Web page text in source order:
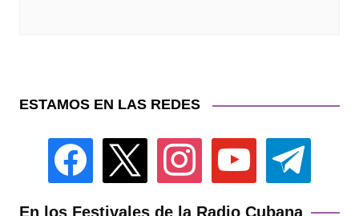
ESTAMOS EN LAS REDES
facebook instagram youtube telegram
En los Festivales de la Radio Cubana